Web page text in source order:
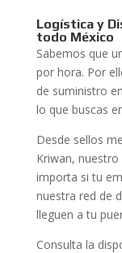
Logística y
todo México
Sabemos que
por hora. Por
de suministro
lo que buscas
Desde sellos
Kriwan,
importa si tu
nuestra red de
lleguen a tu
Consulta la